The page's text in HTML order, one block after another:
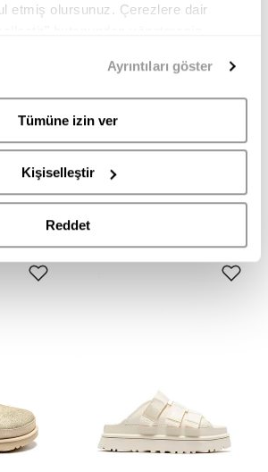
etmiş olursunuz. Çerezlere dair
buradanerişebilirsiniz.
Ayrıntıları göster
Tümüne izin ver
Kişiselleştir
Reddet
1167399 GOLDENSTAR GLIDE UGG KADIN PLATFORM SANDALET
UGG
10.999,90
8.795,00